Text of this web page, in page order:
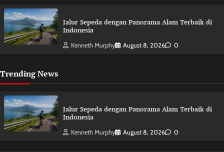
Jalur Sepeda dengan Panorama Alam Terbaik di
Indonesia
Kenneth Murphy August 8, 2026 0
Trending News
Jalur Sepeda dengan Panorama Alam Terbaik di
Indonesia
Kenneth Murphy August 8, 2026 0